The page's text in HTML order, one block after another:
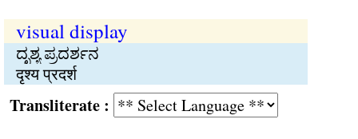
visual display
ದೃಶ್ಯ ಪ್ರದರ್ಶನ
दृश्य प्रदर्श
: